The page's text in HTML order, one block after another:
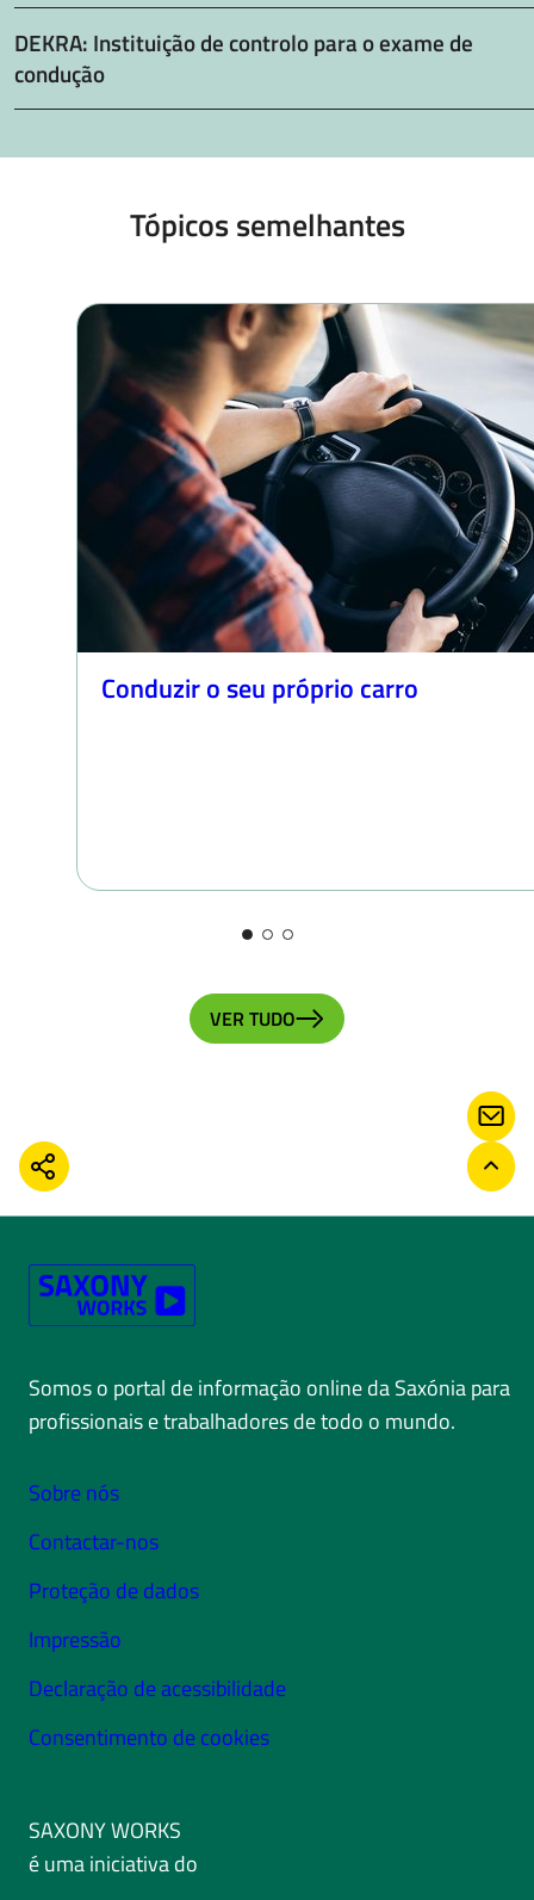
DEKRA: Instituição de controlo para o exame de
condução
Tópicos semelhantes
Conduzir o seu próprio carro
VER TUDO
COMPARTILHAR
Somos o portal de informação online da Saxónia para
profissionais e trabalhadores de todo o mundo.
Sobre nós
Contactar-nos
Proteção de dados
Impressão
Declaração de acessibilidade
Consentimento de cookies
SAXONY WORKS
é uma iniciativa do